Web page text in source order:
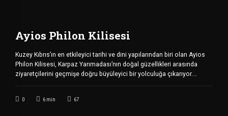
Ayios Philon Kilisesi
Kuzey Kıbrıs’ın en etkileyici tarihi ve dini yapılarından biri olan Ayios
Philon Kilisesi, Karpaz Yarımadası’nın doğal güzellikleri arasında
ziyaretçilerini geçmişe doğru büyüleyici bir yolculuğa çıkarıyor.
bölgenin en önemli kültürel mirasları arasında kabul edilmektedir.
0 6 min 67